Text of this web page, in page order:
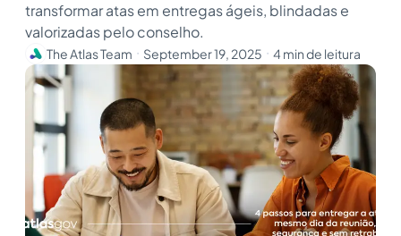
transformar atas em entregas ágeis, blindadas e
valorizadas pelo conselho.
The Atlas Team ・ September 19, 2025 ・ 4 min de leitura